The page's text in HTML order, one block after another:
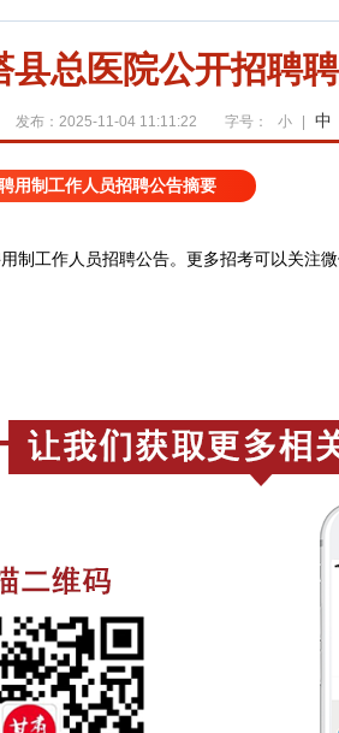
县总医院公开招聘
发布：2025-11-04 11:11:22 字号： 小 中
用制工作人员招聘公告摘要
制工作人员招聘公告。 更多招考可以关注